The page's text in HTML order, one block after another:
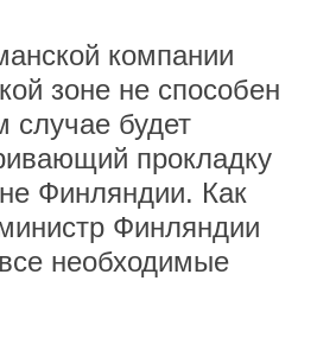
компании
зоне не способен
случае будет
прокладку
Финляндии. Как
Финляндии
необходимые